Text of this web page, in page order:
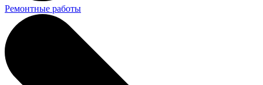
Ремонтные работы